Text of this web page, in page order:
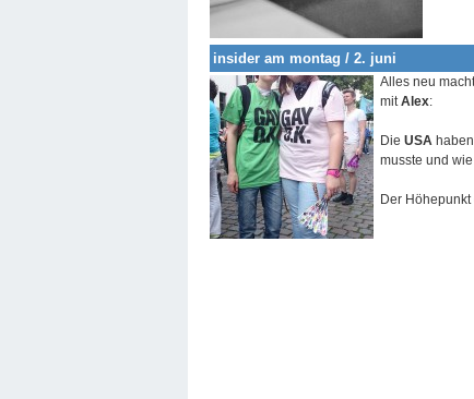
insider am montag / 2. juni
Alles neu
mitAlex:
Die USA
musste und
Der Höhepunkt